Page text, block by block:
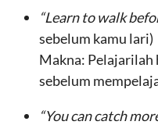
“Learn to walk
sebelum kamu lari)
Makna: Pelajarilah
sebelum
“You can catch